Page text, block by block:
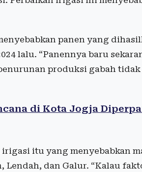
panen yang
lalu. “Panennya baru
produksi gabah tidak
di Kota Jogja
itu yang menyebabkan
dan Galur. “Kalau